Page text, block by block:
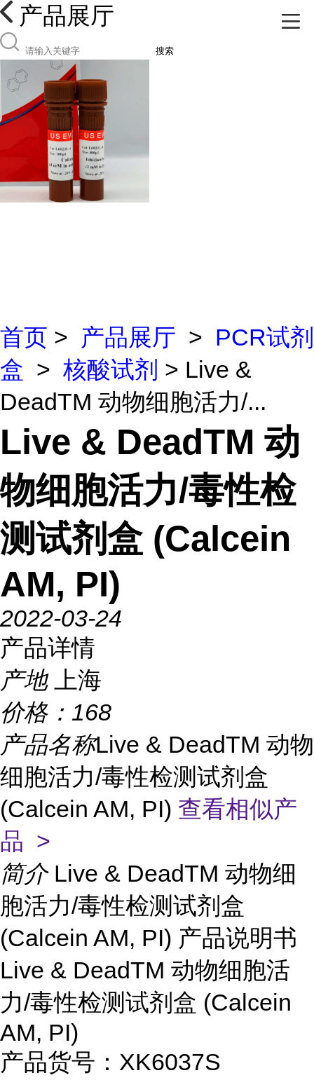
产品展厅
搜索
首页 > 产品展厅 > PCR试剂
盒 > 核酸试剂 > Live &
DeadTM 动物细胞活力/...
Live & DeadTM 动
物细胞活力/毒性检
测试剂盒 (Calcein
AM, PI)
2022-03-24
产品详情
产地
上海
价格： 168
产品名称Live & DeadTM 动物
细胞活力/毒性检测试剂盒
(Calcein AM, PI) 查看相似产
品 >
简介 Live & DeadTM 动物细
胞活力/毒性检测试剂盒
(Calcein AM, PI) 产品说明书
Live & DeadTM 动物细胞活
力/毒性检测试剂盒 (Calcein
AM, PI)
产品货号：XK6037S